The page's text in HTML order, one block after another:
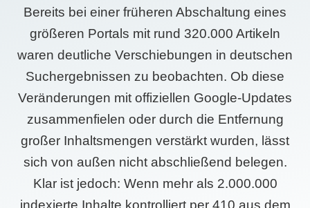
Bereits bei einer früheren Abschaltung eines
größeren Portals mit rund 320.000 Artikeln
waren deutliche Verschiebungen in deutschen
Suchergebnissen zu beobachten. Ob diese
Veränderungen mit offiziellen Google-Updates
zusammenfielen oder durch die Entfernung
großer Inhaltsmengen verstärkt wurden, lässt
sich von außen nicht abschließend belegen.
Klar ist jedoch: Wenn mehr als 2.000.000
indexierte Inhalte kontrolliert per 410 aus dem